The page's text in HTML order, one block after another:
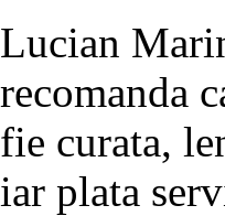
Lucian
recomanda
fie curata,
iar plata